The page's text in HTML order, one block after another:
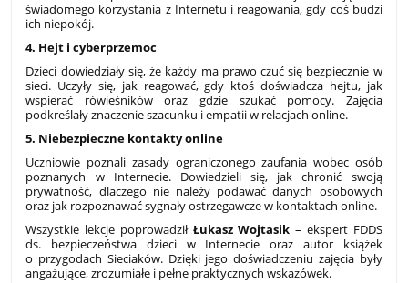
świadomego korzystania z Internetu i reagowania, gdy coś budzi
ich niepokój.
4. Hejt i cyberprzemoc
Dzieci dowiedziały się, że każdy ma prawo czuć się bezpiecznie w
sieci. Uczyły się, jak reagować, gdy ktoś doświadcza hejtu, jak
wspierać rówieśników oraz gdzie szukać pomocy. Zajęcia
podkreślały znaczenie szacunku i empatii w relacjach online.
5. Niebezpieczne kontakty online
Uczniowie poznali zasady ograniczonego zaufania wobec osób
poznanych w Internecie. Dowiedzieli się, jak chronić swoją
prywatność, dlaczego nie należy podawać danych osobowych
oraz jak rozpoznawać sygnały ostrzegawcze w kontaktach online.
Wszystkie lekcje poprowadził Łukasz Wojtasik – ekspert FDDS
ds. bezpieczeństwa dzieci w Internecie oraz autor książek
o przygodach Sieciaków. Dzięki jego doświadczeniu zajęcia były
angażujące, zrozumiałe i pełne praktycznych wskazówek.